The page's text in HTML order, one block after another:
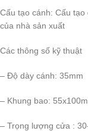
Cấu tạo cánh: Cấu
của nhà sản xuất
Các thông số kỹ thuật
– Độ dày cánh: 35mm
– Khung bao:
– Trọng lượng cửa :